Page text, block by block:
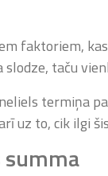
faktoriem,
taču
termiņa
uz to, cik ilgi
summa